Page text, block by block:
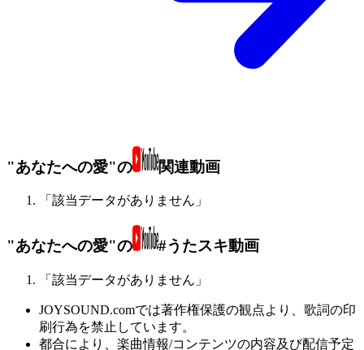
"あなたへの愛"の 関連動画
「該当データがありません」
"あなたへの愛"の #うたスキ動画
「該当データがありません」
JOYSOUND.comでは著作権保護の観点より、歌詞の印
刷行為を禁止しています。
都合により、楽曲情報/コンテンツの内容及び配信予定